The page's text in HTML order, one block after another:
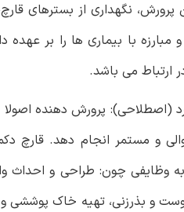
پرورش، نگهداری از بسترهای
مبارزه با بیماری ها را بر
ارتباط می باشد.
(اصطلاحی): پرورش دهنده
و مستمر انجام دهد. قارچ
به وظایفی چون: طراحی و احداث
و بذرزنی، تهیه خاک پوششی و